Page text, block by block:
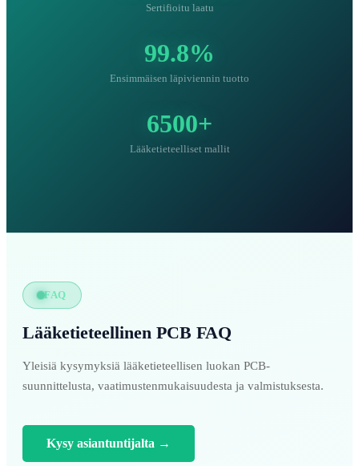
Sertifioitu laatu
99.8%
Ensimmäisen läpiviennin tuotto
6500+
Lääketieteelliset mallit
FAQ
Lääketieteellinen PCB FAQ
Yleisiä kysymyksiä lääketieteellisen luokan PCB-
suunnittelusta, vaatimustenmukaisuudesta ja valmistuksesta.
Kysy asiantuntijalta →